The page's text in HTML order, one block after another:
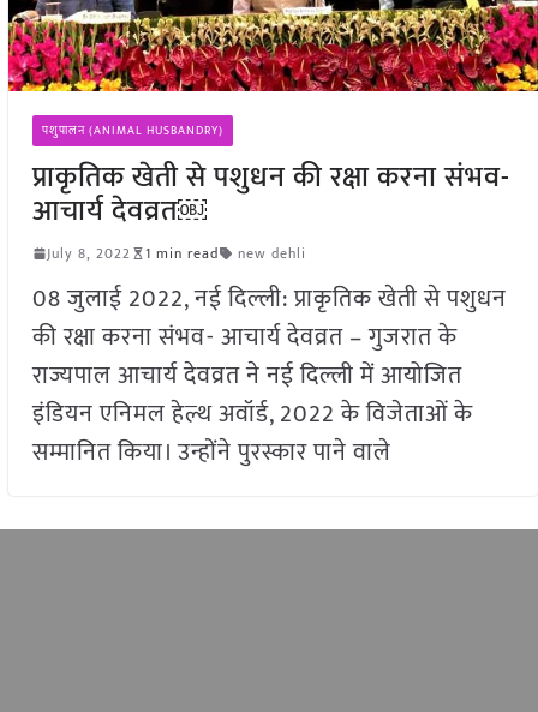
पशुपालन (ANIMAL HUSBANDRY)
प्राकृतिक खेती से पशुधन की रक्षा करना संभव-
आचार्य देवव्रत￼
July 8, 2022 1 min read new dehli
08 जुलाई 2022, नई दिल्ली: प्राकृतिक खेती से पशुधन
की रक्षा करना संभव- आचार्य देवव्रत – गुजरात के
राज्यपाल आचार्य देवव्रत ने नई दिल्ली में आयोजित
इंडियन एनिमल हेल्थ अवॉर्ड, 2022 के विजेताओं के
सम्मानित किया। उन्होंने पुरस्कार पाने वाले